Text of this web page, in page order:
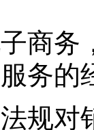
务
务的
对